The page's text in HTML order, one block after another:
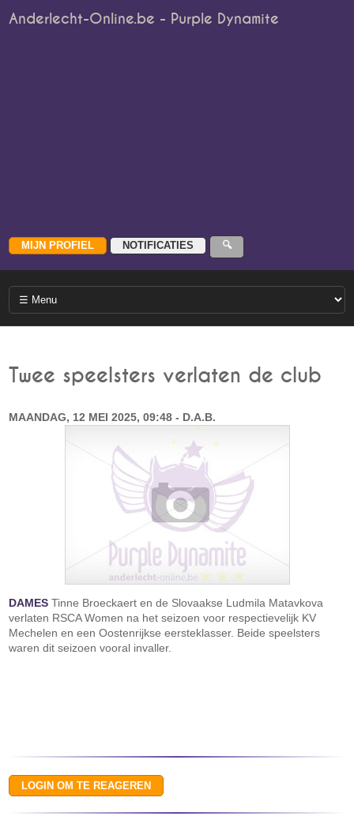
Anderlecht-Online.be - Purple Dynamite
Twee speelsters verlaten de club
MAANDAG, 12 MEI 2025, 09:48 - D.A.B.
DAMES Tinne Broeckaert en de Slovaakse Ludmila Matavkova
verlaten RSCA Women na het seizoen voor respectievelijk KV
Mechelen en een Oostenrijkse eersteklasser. Beide speelsters
waren dit seizoen vooral invaller.